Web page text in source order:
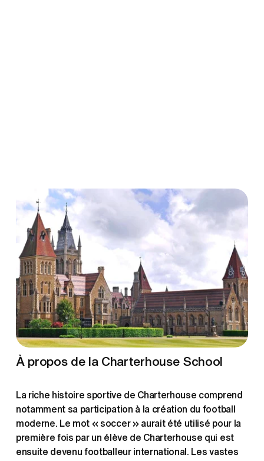
À propos de la Charterhouse School
La riche histoire sportive de Charterhouse comprend
notamment sa participation à la création du football
moderne. Le mot « soccer » aurait été utilisé pour la
première fois par un élève de Charterhouse qui est
ensuite devenu footballeur international. Les vastes